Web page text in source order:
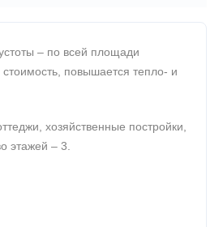
– по всей площади
повышается тепло- и
хозяйственные постройки,
этажей – 3.